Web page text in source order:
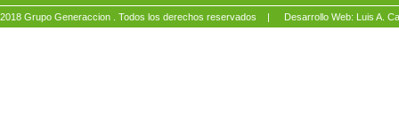
2018 Grupo Generaccion . Todos los derechos reservados | Desarrollo Web: Luis